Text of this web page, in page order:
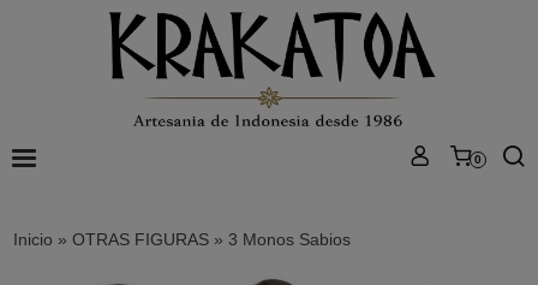
0
Inicio » OTRAS FIGURAS » 3 Monos Sabios